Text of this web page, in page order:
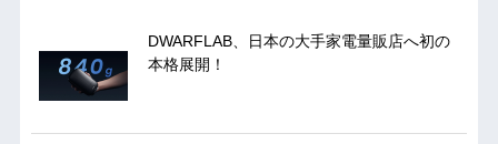
DWARFLAB、日本の大手家電量販店へ初の
本格展開！